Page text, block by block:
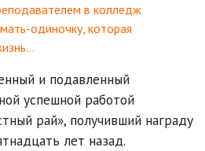
в колледж
одиночку, которая
и подавленный
успешной работой
рай», получивший награду
лет назад.